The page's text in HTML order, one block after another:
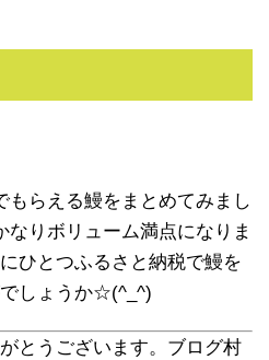
もらえる鰻をまとめてみまし
なりボリューム満点になりま
ひとつふるさと納税で鰻を
しょうか☆(^_^)
とうございます。ブログ村